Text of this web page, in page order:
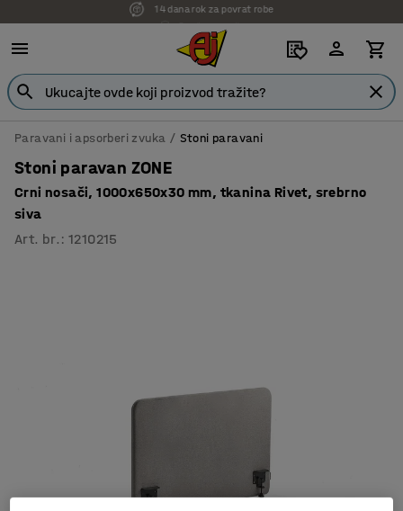
7 godina garancije
Paravani i apsorberi zvuka Stoni paravani
Stoni paravan ZONE
Crni nosači, 1000x650x30 mm, tkanina Rivet, srebrno
siva
Art. br. :1210215